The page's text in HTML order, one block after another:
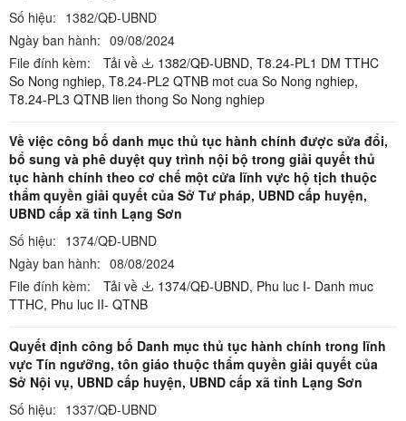
Số hiệu: 1382/QĐ-UBND
Ngày ban hành: 09/08/2024
File đính kèm:
Tải về 1382/QĐ-UBND, T8.24-PL1 DM TTHC
So Nong nghiep, T8.24-PL2 QTNB mot cua So Nong nghiep,
T8.24-PL3 QTNB lien thong So Nong nghiep
Về việc công bố danh mục thủ tục hành chính được sửa đổi,
bổ sung và phê duyệt quy trình nội bộ trong giải quyết thủ
tục hành chính theo cơ chế một cửa lĩnh vực hộ tịch thuộc
thẩm quyền giải quyết của Sở Tư pháp, UBND cấp huyện,
UBND cấp xã tỉnh Lạng Sơn
Số hiệu: 1374/QĐ-UBND
Ngày ban hành: 08/08/2024
File đính kèm:
Tải về 1374/QĐ-UBND, Phu luc I- Danh muc
TTHC, Phu luc II- QTNB
Quyết định công bố Danh mục thủ tục hành chính trong lĩnh
vực Tín ngưỡng, tôn giáo thuộc thẩm quyền giải quyết của
Sở Nội vụ, UBND cấp huyện, UBND cấp xã tỉnh Lạng Sơn
Số hiệu: 1337/QĐ-UBND